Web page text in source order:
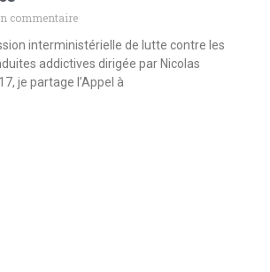
commentaire
interministérielle de lutte contre les
addictives dirigée par Nicolas
je partage l’Appel à